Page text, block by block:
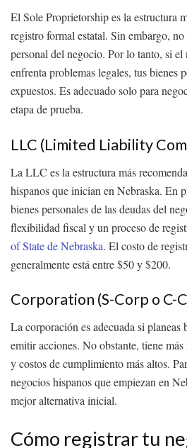
El Sole Proprietorship es la estructura
registro formal estatal. Sin embargo,
personal del negocio. Por lo tanto, si el
enfrenta problemas legales, tus bienes
expuestos. Es adecuado solo para
etapa de prueba.
LLC (Limited Liability
La LLC es la estructura más
hispanos que inician en Nebraska. En
bienes personales de las deudas del
flexibilidad fiscal y un proceso de
of State de Nebraska. El costo de
generalmente está entre $50 y $200.
Corporation (S-Corp o C-
La corporación es adecuada si planeas
emitir acciones. No obstante, tiene
y costos de cumplimiento más altos.
negocios hispanos que empiezan en
mejor alternativa inicial.
Cómo registrar tu